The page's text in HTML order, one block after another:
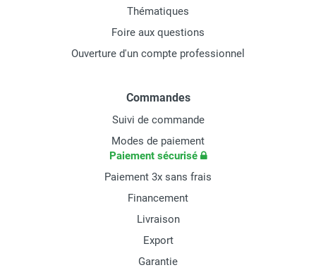
Thématiques
Foire aux questions
Ouverture d'un compte professionnel
Commandes
Suivi de commande
Modes de paiement
Paiement sécurisé
Paiement 3x sans frais
Financement
Livraison
Export
Garantie